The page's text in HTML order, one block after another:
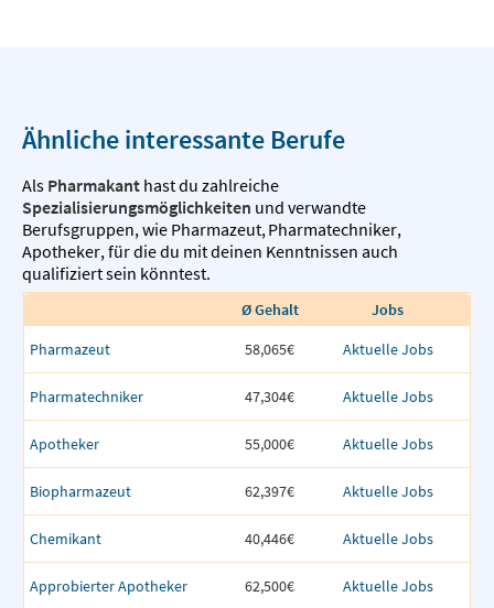
Ähnliche interessante Berufe
Als Pharmakant hast du zahlreiche
Spezialisierungsmöglichkeiten und verwandte
Berufsgruppen, wie Pharmazeut,Pharmatechniker,
Apotheker,für die du mit deinen Kenntnissen auch
qualifiziert sein könntest.
Ø Gehalt
Jobs
Pharmazeut
58,065€ Aktuelle Jobs
Pharmatechniker 47,304€ Aktuelle Jobs
Apotheker 55,000€ Aktuelle Jobs
Biopharmazeut 62,397€ Aktuelle Jobs
Chemikant 40,446€ Aktuelle Jobs
Approbierter Apotheker 62,500€ Aktuelle Jobs